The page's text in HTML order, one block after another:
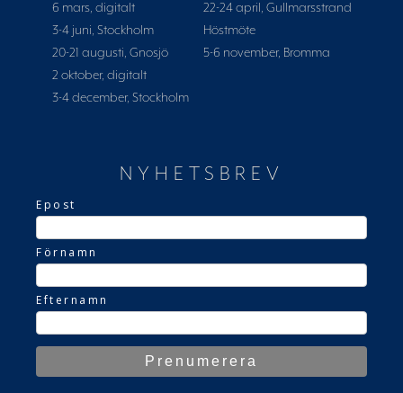
6 mars, digitalt
3-4 juni, Stockholm
20-21 augusti, Gnosjö
2 oktober, digitalt
3-4 december, Stockholm
22-24 april, Gullmarsstrand
Höstmöte
5-6 november, Bromma
NYHETSBREV
Epost
Förnamn
Efternamn